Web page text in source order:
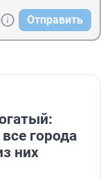
Отправить
города
них